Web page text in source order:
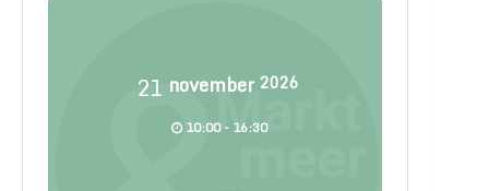
21 november 2026
10:00 - 16:30